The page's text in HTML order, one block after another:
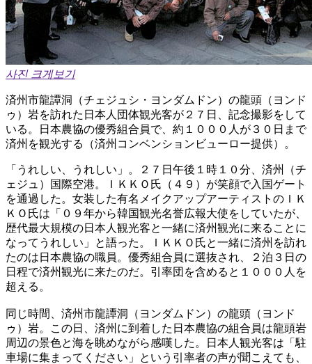
사진 크게보기
済州市龍譚洞（チェジュシ・ヨンダムドン）の龍頭（ヨンド
ゥ）岩を訪れた日本人団体観光客が２７日、記念撮影をして
いる。日本農協の優秀組合員で、約１０００人が３０日まで
済州を観光する（済州コンベンションビューロー提供）。
「うれしい、うれしい」。２７日午後１時１０分、済州（チ
ェジュ）国際空港。ＩＫＫＯ氏（４９）が笑顔で入国ゲート
を通過した。女装した有名メイクアップアーティストのＩＫ
ＫＯ氏は「０９年から韓国観光名誉広報大使をしていたが、
歴代最大規模の日本人観光客と一緒に済州観光に来ることに
なってうれしい」と語った。ＩＫＫＯ氏と一緒に済州を訪れ
たのは日本農協の職員。優秀組合員に選抜され、２泊３日の
日程で済州観光に来たのだ。引率団を含めると１０００人を
超える。
同じ時間、済州市龍譚洞（ヨンダムドン）の龍頭（ヨンド
ゥ）岩。この日、済州に到着した日本農協の組合員は龍頭岩
周辺の景色と海を眺めながら感嘆した。日本人観光客は「駐
車場に集まってください」という引率者の声が聞こえても、